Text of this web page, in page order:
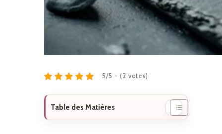
5/5 - (2 votes)
Table des Matières